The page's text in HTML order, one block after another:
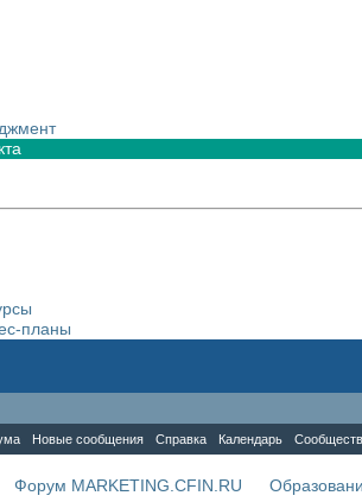
планы
Новые сообщения Справка Календарь
Форум MARKETING.CFIN.RU